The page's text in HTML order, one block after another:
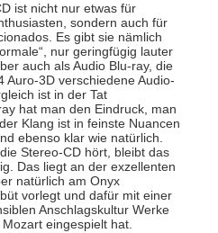
ist nicht nur etwas für
sondern auch für
Es gibt sie nämlich
nur geringfügig lauter
auch als Audio Blu-ray, die
Auro-3D verschiedene Audio-
ist in der Tat
hat man den Eindruck, man
Klang ist in feinste Nuancen
ebenso klar wie natürlich.
Stereo-CD hört, bleibt das
Das liegt an der exzellenten
natürlich am Onyx
vorlegt und dafür mit einer
Anschlagskultur Werke
eingespielt hat.